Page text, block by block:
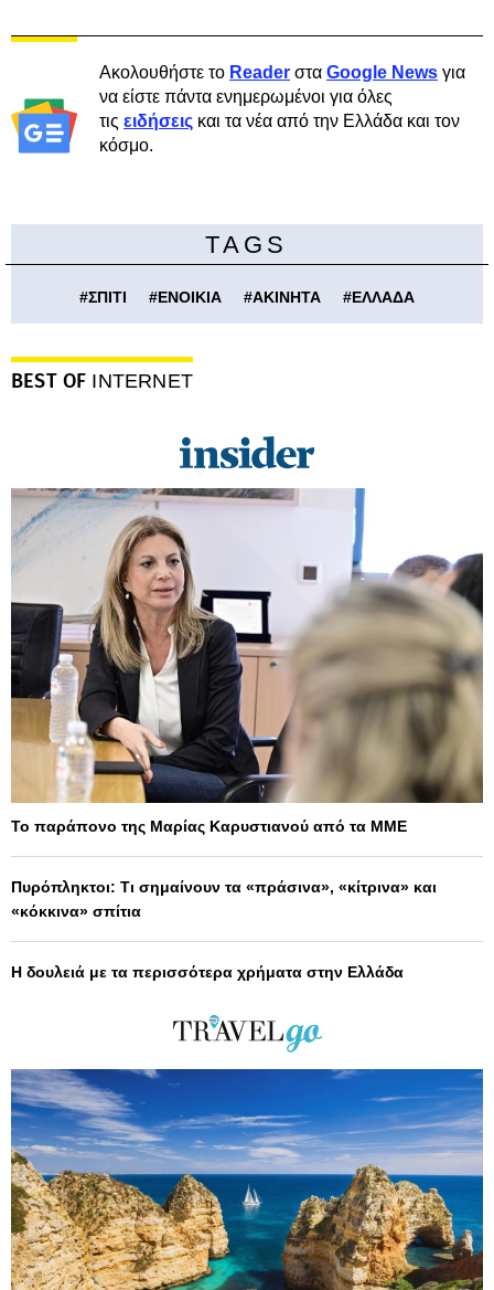
Ακολουθήστε το Reader στα Google News για
να είστε πάντα ενημερωμένοι για όλες
τις ειδήσεις και τα νέα από την Ελλάδα και τον
κόσμο.
TAGS
#ΣΠΙΤΙ #ΕΝΟΙΚΙΑ #ΑΚΙΝΗΤΑ #ΕΛΛΑΔΑ
BEST OF INTERNET
Το παράπονο της Μαρίας Καρυστιανού από τα ΜΜΕ
Πυρόπληκτοι: Τι σημαίνουν τα «πράσινα», «κίτρινα» και
«κόκκινα» σπίτια
Η δουλειά με τα περισσότερα χρήματα στην Ελλάδα